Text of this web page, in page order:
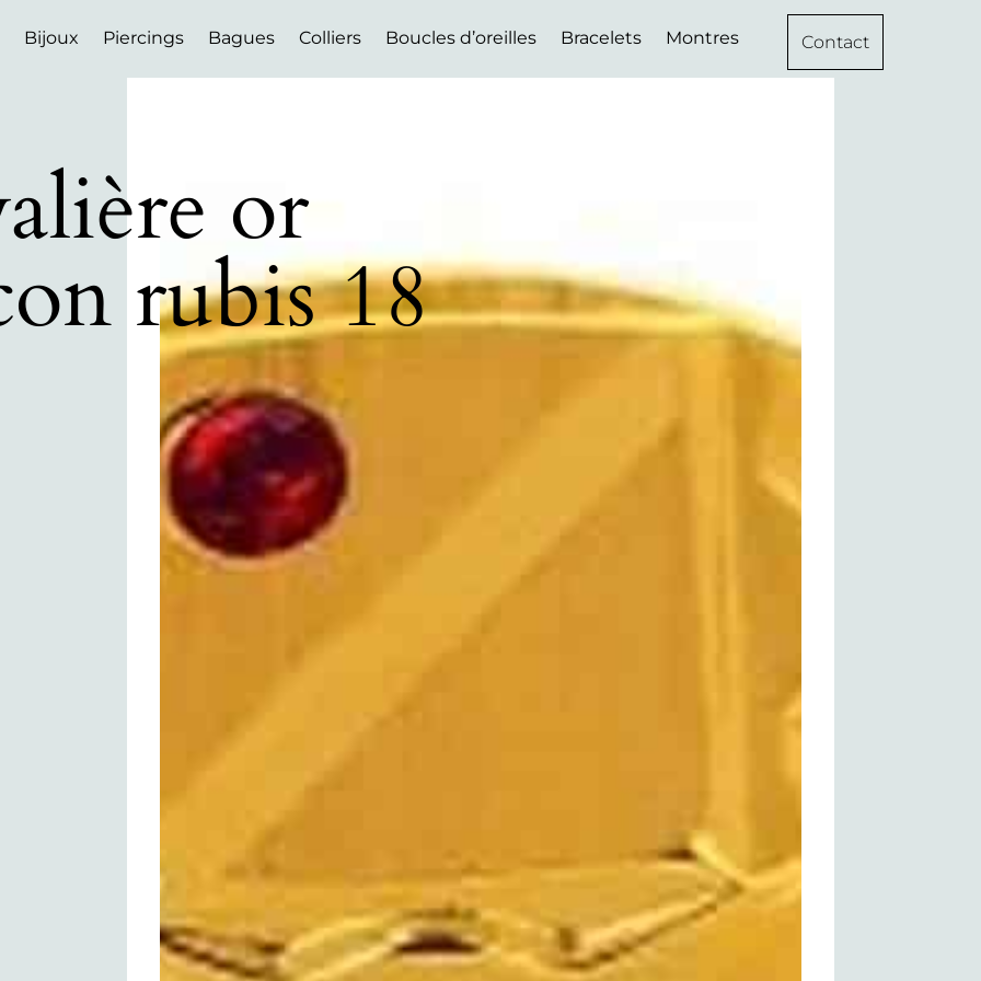
Bijoux Piercings Bagues Colliers Boucles d’oreilles Bracelets Montres Contact
or
rubis 18